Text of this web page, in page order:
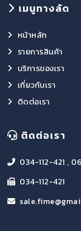
เมนูทางลัด
หน้าหลัก
รายการสินค้า
บริการของเรา
เกี่ยวกับเรา
ติดต่อเรา
ติดต่อเรา
034-112-421 ,
034-112-421